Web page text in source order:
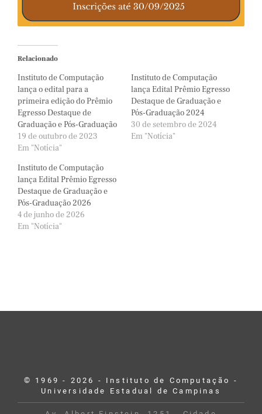
Relacionado
Instituto de Computação
lança o edital para a
primeira edição do Prêmio
Egresso Destaque de
Graduação e Pós-Graduação
19 de outubro de 2023
Em "Notícia"
Instituto de Computação
lança Edital Prêmio Egresso
Destaque de Graduação e
Pós-Graduação 2024
30 de setembro de 2024
Em "Notícia"
Instituto de Computação
lança Edital Prêmio Egresso
Destaque de Graduação e
Pós-Graduação 2026
4 de junho de 2026
Em "Notícia"
© 1969 - 2026 - Instituto de Computação -
Universidade Estadual de Campinas